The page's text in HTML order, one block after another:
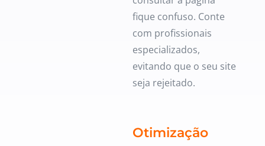
fique confuso. Conte
com profissionais
especializados,
evitando que o seu site
seja rejeitado.
Otimização